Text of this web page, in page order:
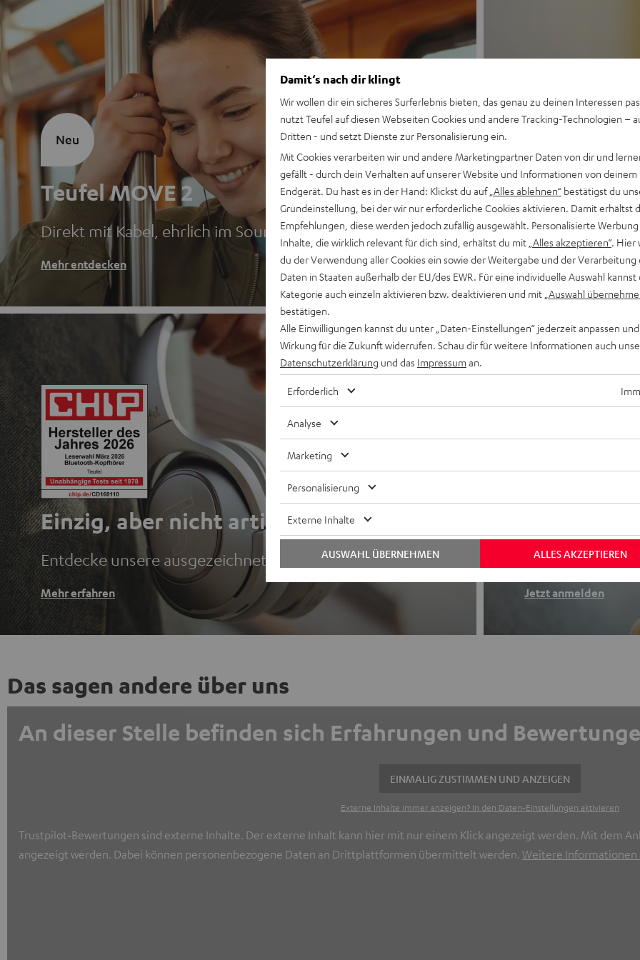
Teufel MOVE 2
Direkt mit Kabel, ehrlich im Sound
Mehr entdecken
Neu
MOTIV®
Stil trifft Sound
Mehr entdecken
Einzig, aber nicht artig.
Entdecke unsere ausgezeichneten Bluetooth-Kopfhörer
Mehr erfahren
Newsletter
Finde deinen
Erhalte bis zu
Jetzt anmelden
Das sagen andere über uns
An dieser Stelle befinden sich Erfahrungen und
EINMALIG ZUSTIMMEN UND ANZEIGEN
Externe Inhalte immer anzeigen? In den Daten‑Einstellungen aktivieren
Trustpilot‑Bewertungen sind externe Inhalte. Der externe Inhalt kann hier mit nur einem Klick angezeigt werden. Mit dem
angezeigt werden. Dabei können personenbezogene Daten an Drittplattformen übermittelt werden. Weitere Informationen
Damit‘s nach dir klingt
Wir wollen dir ein sicheres Surferlebnis bieten, das genau zu deinen Interessen
nutzt Teufel auf diesen Webseiten Cookies und andere Tracking-Technologien –
Dritten - und setzt Dienste zur Personalisierung ein.
Mit Cookies verarbeiten wir und andere Marketingpartner Daten von dir und
gefällt - durch dein Verhalten auf unserer Website und Informationen von deinem
Endgerät. Du hast es in der Hand: Klickst du auf „Alles ablehnen“ bestätigst du
Grundeinstellung, bei der wir nur erforderliche Cookies aktivieren. Damit erhältst
Empfehlungen, diese werden jedoch zufällig ausgewählt. Personalisierte
Inhalte, die wirklich relevant für dich sind, erhältst du mit „Alles akzeptieren“. Hier
du der Verwendung aller Cookies ein sowie der Weitergabe und der Verarbeitung
Daten in Staaten außerhalb der EU/des EWR. Für eine individuelle Auswahl kannst
Kategorie auch einzeln aktivieren bzw. deaktivieren und mit „Auswahl
bestätigen.
Alle Einwilligungen kannst du unter „Daten-Einstellungen“ jederzeit anpassen
Wirkung für die Zukunft widerrufen. Schau dir für weitere Informationen auch
Datenschutzerklärung und das Impressum an.
Erforderlich
Analyse
Marketing
Personalisierung
Externe Inhalte
ALLES AKZEPTIEREN
AUSWAHL ÜBERNEHMEN